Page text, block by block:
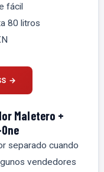
fácil
80 litros
→
Maletero +
separado cuando
vendedores